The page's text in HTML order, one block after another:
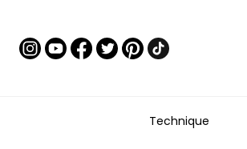
Technique